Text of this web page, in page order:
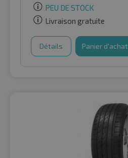
PEU DE STOCK
Livraison gratuite
Détails Panier d'achat